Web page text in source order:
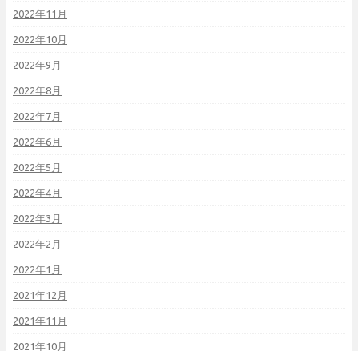
2022年11月
2022年10月
2022年9月
2022年8月
2022年7月
2022年6月
2022年5月
2022年4月
2022年3月
2022年2月
2022年1月
2021年12月
2021年11月
2021年10月